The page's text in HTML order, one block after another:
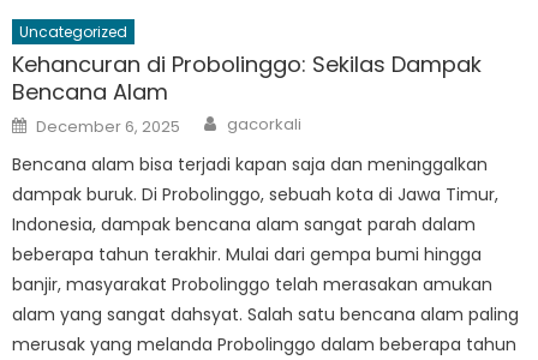
Uncategorized
Kehancuran di Probolinggo: Sekilas Dampak
Bencana Alam
Posted
on
December 6, 2025 Author
gacorkali
Bencana alam bisa terjadi kapan saja dan meninggalkan
dampak buruk. Di Probolinggo, sebuah kota di Jawa Timur,
Indonesia, dampak bencana alam sangat parah dalam
beberapa tahun terakhir. Mulai dari gempa bumi hingga
banjir, masyarakat Probolinggo telah merasakan amukan
alam yang sangat dahsyat. Salah satu bencana alam paling
merusak yang melanda Probolinggo dalam beberapa tahun